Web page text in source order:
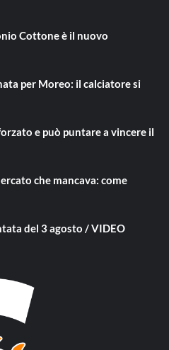
Cottone è il nuovo
per Moreo: il calciatore si
e può puntare a vincere il
che mancava: come
del 3 agosto / VIDEO